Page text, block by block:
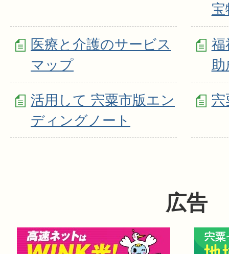
宝
医療と介護のサービス
マップ
福
助
活用して 宍粟市版エン
ディングノート
広告